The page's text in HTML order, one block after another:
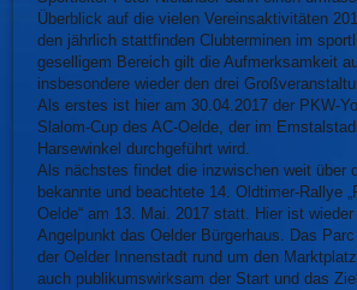
Überblick auf die vielen Vereinsaktivitäten
den jährlich stattfinden Clubterminen im
geselligem Bereich gilt die Aufmerksamkeit
insbesondere wieder den drei
Als erstes ist hier am 30.04.2017 der PKW-
Slalom-Cup des AC-Oelde, der im
Harsewinkel durchgeführt wird.
Als nächstes findet die inzwischen weit über
bekannte und beachtete 14. Oldtimer-Rallye
Oelde“ am 13. Mai. 2017 statt. Hier ist wieder
Angelpunkt das Oelder Bürgerhaus. Das
der Oelder Innenstadt rund um den
auch publikumswirksam der Start und das